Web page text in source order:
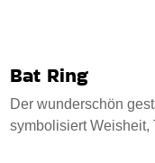
Bat Ring
Der wunderschön
symbolisiert Weisheit,